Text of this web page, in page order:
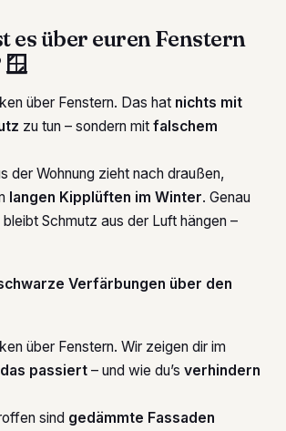
es über euren Fenstern
über Fenstern. Das hat nichts mit
zu tun – sondern mit falschem
der Wohnung zieht nach draußen,
langen Kipplüften im Winter. Genau
Schmutz aus der Luft hängen –
Verfärbungen über den
über Fenstern. Wir zeigen dir im
passiert – und wie du’s verhindern
sind gedämmte Fassaden